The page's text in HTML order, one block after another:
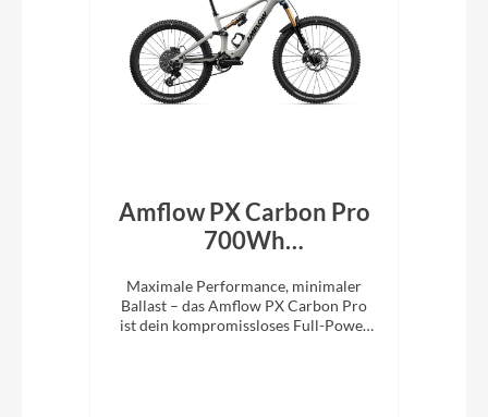
Amflow PX Carbon Pro
700Wh
Maximale Performance, minimaler
Ballast – das Amflow PX Carbon Pro
ist dein kompromissloses Full-Power